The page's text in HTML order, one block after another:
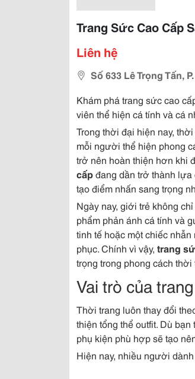
Trang Sức Cao Cấp
Liên hệ
Số 633 Lê Trọng Tấn,
Khám phá trang sức cao
viên thể hiện cá tính và cá
Trong thời đại hiện nay,
mỗi người thể hiện phong
trở nên hoàn thiện hơn khi
cấpđang dần trở thành
tạo điểm nhấn sang trọng
Ngày nay, giới trẻ không
phẩm phản ánh cá tính và
tinh tế hoặc một chiếc
phục. Chính vì vậy, trang
trọng trong phong cách
Vai trò của
Thời trang luôn thay đổi
thiện tổng thể outfit. Dù
phụ kiện phù hợp sẽ tạo
Hiện nay, nhiều người